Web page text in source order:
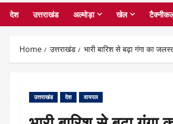
देश उत्तराखंड अल्मोड़ा खेल
Home उत्तराखंड भारी बारिश से बढ़ा गंगा का
उत्तराखंड देश वायरल